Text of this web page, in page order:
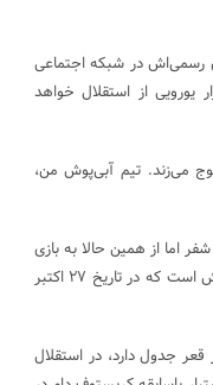
رسمی‌اش در شبکه اجتماعی
«چالشی جدید». ظاهراً این مربی باتجربه دستمزد سالانه ۲۴۰ هزار یورویی از استقلال خواهد
می‌زند. تیم آبی‌پوش من،
در تاریخ ۱۳ اکتبر (۲۱ مهر) خواهد بود. شفر اما از همین حالا به بازی
بزرگ باشگاهی ایران چشم دارد. او در این باره گفت: دربی بزرگ مقابل پرسپولیسِ سرخپوش است که در تاریخ ۲۷ اکتبر
جدول دارد، در استقلال